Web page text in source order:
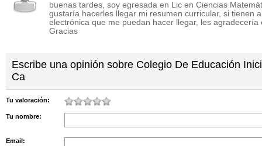
Unidad Educativa ...
Cr. 23 E/cl 27 y 28
Unidad Educativa ...
Cl. 14 Esq Cr 17
Unidad Educativa ...
Av. Rotaria
Cl. 45, el Rosari...
Cr. 22, Cl 16, 16-20
Cl. 7
buenas tardes, soy egresada en Lic en Ciencias
gustaría hacerles llegar mi resumen curricular, si tienen
electrónica que me puedan hacer llegar, les agradecería
Gracias
Escribe una opinión sobre Colegio De Educación
Ca
Tu valoración:
Tu nombre:
Email: